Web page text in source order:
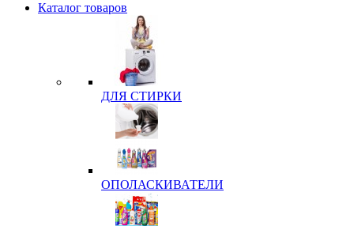
Каталог товаров
ДЛЯ СТИРКИ
ОПОЛАСКИВАТЕЛИ